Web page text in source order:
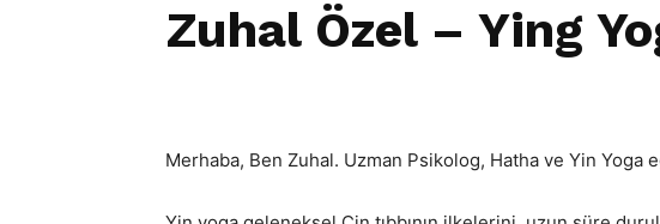
Zuhal Özel – Ying
Merhaba, Ben Zuhal. Uzman Psikolog, Hatha ve Yin Yoga